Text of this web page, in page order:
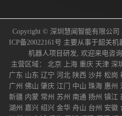
Copyright © 深圳慧闻智能有限公司
ICP备20022161号 主要从事于韶关机
机器人项目研发, 欢迎来电咨
主营区域： 北京 上海 重庆 天津 深圳
广东 山东 辽宁 河北 陕西 沙井 松岗
广州 佛山 肇庆 江门 中山 珠海 惠州
新疆 内蒙 常州 苏州 南通 扬州 镇江
湖州 嘉兴 绍兴 金华 舟山 台州 安徽